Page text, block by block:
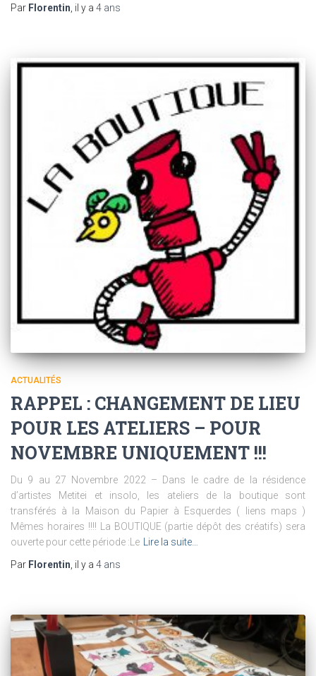
Par Florentin, il y a 4 ans
ACTUALITÉS
RAPPEL : CHANGEMENT DE LIEU
POUR LES ATELIERS – POUR
NOVEMBRE UNIQUEMENT !!!
Du 9 au 27 Novembre 2022 – Dans le cadre de la résidence
d’artistes Metitei et insolo, les ateliers de la boutique sont
transférés à la Maison du Papier à Esquerdes ( liens maps )
Mêmes horaires !!!! La BOUTIQUE (partie dépôt des créatifs) sera
ouverte pour cette période :Le Lire la suite…
Par Florentin, il y a 4 ans